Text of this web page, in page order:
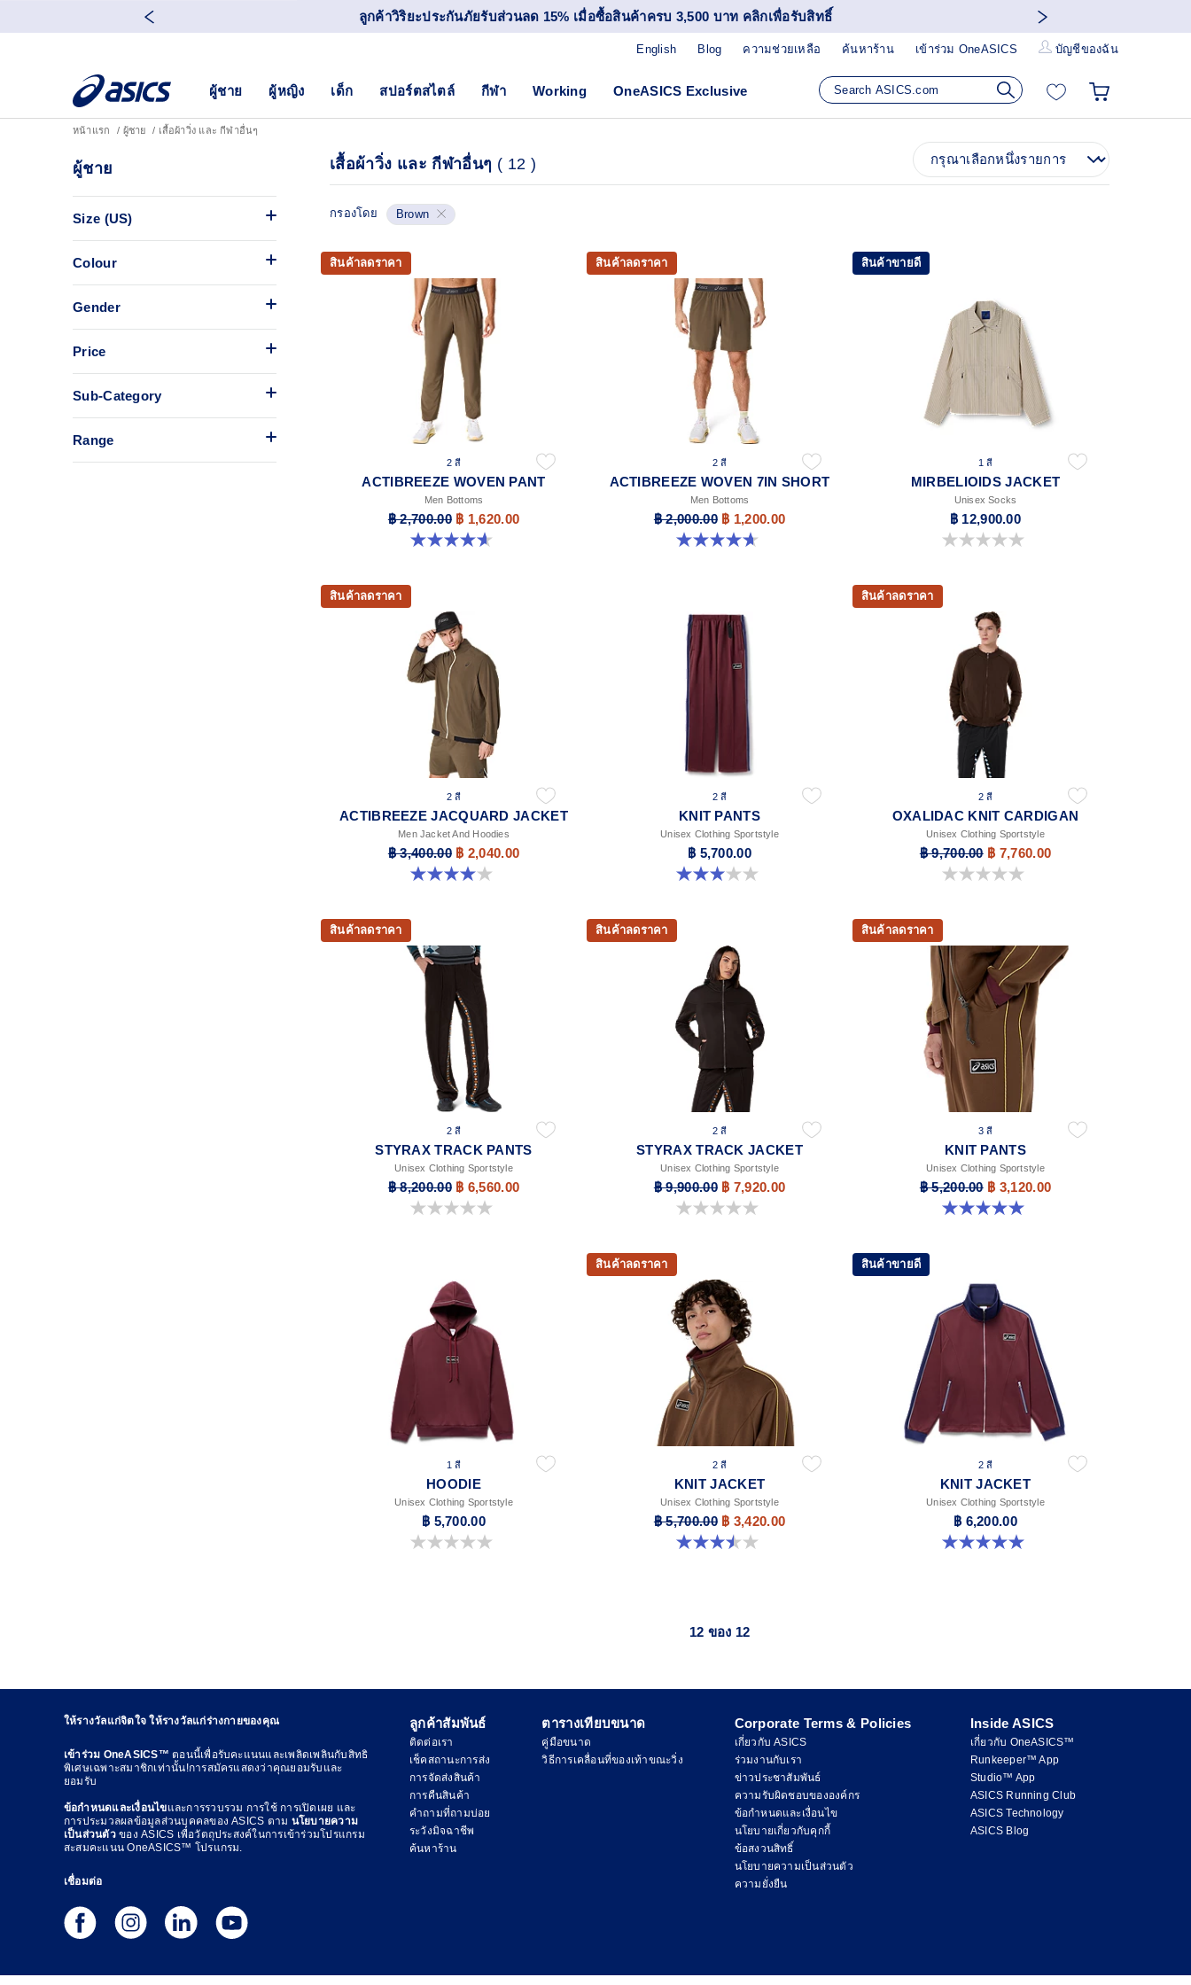
ลูกค้าวิริยะประกันภัยรับส่วนลด 15% เมื่อซื้อสินค้าครบ 3,500 บาท คลิกเพื่อรับสิทธิ์
Blog ความช่วยเหลือ ค้นหาร้าน เข้าร่วม OneASICS บัญชีของฉัน
English
ผู้ชาย ผู้หญิง เด็ก สปอร์ตสไตล์ กีฬา Working OneASICS Exclusive
หน้าแรก ผู้ชาย เสื้อผ้าวิ่ง และ กีฬาอื่นๆ
ผู้ชาย
Size (US)
Colour
Gender
Price
Sub-Category
Range
เสื้อผ้าวิ่ง และ กีฬาอื่นๆ ( 12 )
กรองโดย Brown
สินค้าลดราคา
2 สี
ACTIBREEZE WOVEN PANT
Men Bottoms
฿ 2,700.00 ฿ 1,620.00
4.6 จาก 5 ดาว 5 รีวิว
สินค้าลดราคา
2 สี
ACTIBREEZE WOVEN 7IN SHORT
Men Bottoms
฿ 2,000.00 ฿ 1,200.00
4.7 จาก 5 ดาว 3 รีวิว
สินค้าขายดี
1 สี
MIRBELIOIDS JACKET
Unisex Socks
฿ 12,900.00
0.0 จาก 5 ดาว
สินค้าลดราคา
2 สี
ACTIBREEZE JACQUARD JACKET
Men Jacket And Hoodies
฿ 3,400.00 ฿ 2,040.00
4.0 จาก 5 ดาว 1 รีวิว
2 สี
KNIT PANTS
Unisex Clothing Sportstyle
฿ 5,700.00
3.0 จาก 5 ดาว 1 รีวิว
สินค้าลดราคา
2 สี
OXALIDAC KNIT CARDIGAN
Unisex Clothing Sportstyle
฿ 9,700.00 ฿ 7,760.00
0.0 จาก 5 ดาว
สินค้าลดราคา
2 สี
STYRAX TRACK PANTS
Unisex Clothing Sportstyle
฿ 8,200.00 ฿ 6,560.00
0.0 จาก 5 ดาว
สินค้าลดราคา
2 สี
STYRAX TRACK JACKET
Unisex Clothing Sportstyle
฿ 9,900.00 ฿ 7,920.00
0.0 จาก 5 ดาว
สินค้าลดราคา
3 สี
KNIT PANTS
Unisex Clothing Sportstyle
฿ 5,200.00 ฿ 3,120.00
5.0 จาก 5 ดาว 6 รีวิว
1 สี
HOODIE
Unisex Clothing Sportstyle
฿ 5,700.00
0.0 จาก 5 ดาว
สินค้าลดราคา
2 สี
KNIT JACKET
Unisex Clothing Sportstyle
฿ 5,700.00 ฿ 3,420.00
3.5 จาก 5 ดาว 2 รีวิว
สินค้าขายดี
2 สี
KNIT JACKET
Unisex Clothing Sportstyle
฿ 6,200.00
5.0 จาก 5 ดาว 1 รีวิว
12 ของ 12
ให้รางวัลแก่จิตใจ ให้รางวัลแก่ร่างกายของคุณ
เข้าร่วม OneASICS™ตอนนี้เพื่อรับคะแนนและเพลิดเพลินกับสิทธิ
พิเศษเฉพาะสมาชิกเท่านั้น!การสมัครแสดงว่าคุณยอมรับและ
ยอมรับ
ข้อกำหนดและเงื่อนไขและการรวบรวม การใช้ การเปิดเผย และ
การประมวลผลข้อมูลส่วนบุคคลของ ASICS ตาม นโยบายความ
เป็นส่วนตัวของ ASICS เพื่อวัตถุประสงค์ในการเข้าร่วมโปรแกรม
สะสมคะแนน OneASICS™ โปรแกรม.
เชื่อมต่อ
ลูกค้าสัมพันธ์
ติดต่อเรา
เช็คสถานะการส่ง
การจัดส่งสินค้า
การคืนสินค้า
คำถามที่ถามบ่อย
ระวังมิจฉาชีพ
ค้นหาร้าน
ตารางเทียบขนาด
คู่มือขนาด
วิธีการเคลื่อนที่ของเท้าขณะวิ่ง
Corporate Terms & Policies
เกี่ยวกับ ASICS
ร่วมงานกับเรา
ข่าวประชาสัมพันธ์
ความรับผิดชอบขององค์กร
ข้อกำหนดและเงื่อนไข
นโยบายเกี่ยวกับคุกกี้
ข้อสงวนสิทธิ์
นโยบายความเป็นส่วนตัว
ความยั่งยืน
Inside ASICS
เกี่ยวกับ OneASICS™
Runkeeper™ App
Studio™ App
ASICS Running Club
ASICS Technology
ASICS Blog